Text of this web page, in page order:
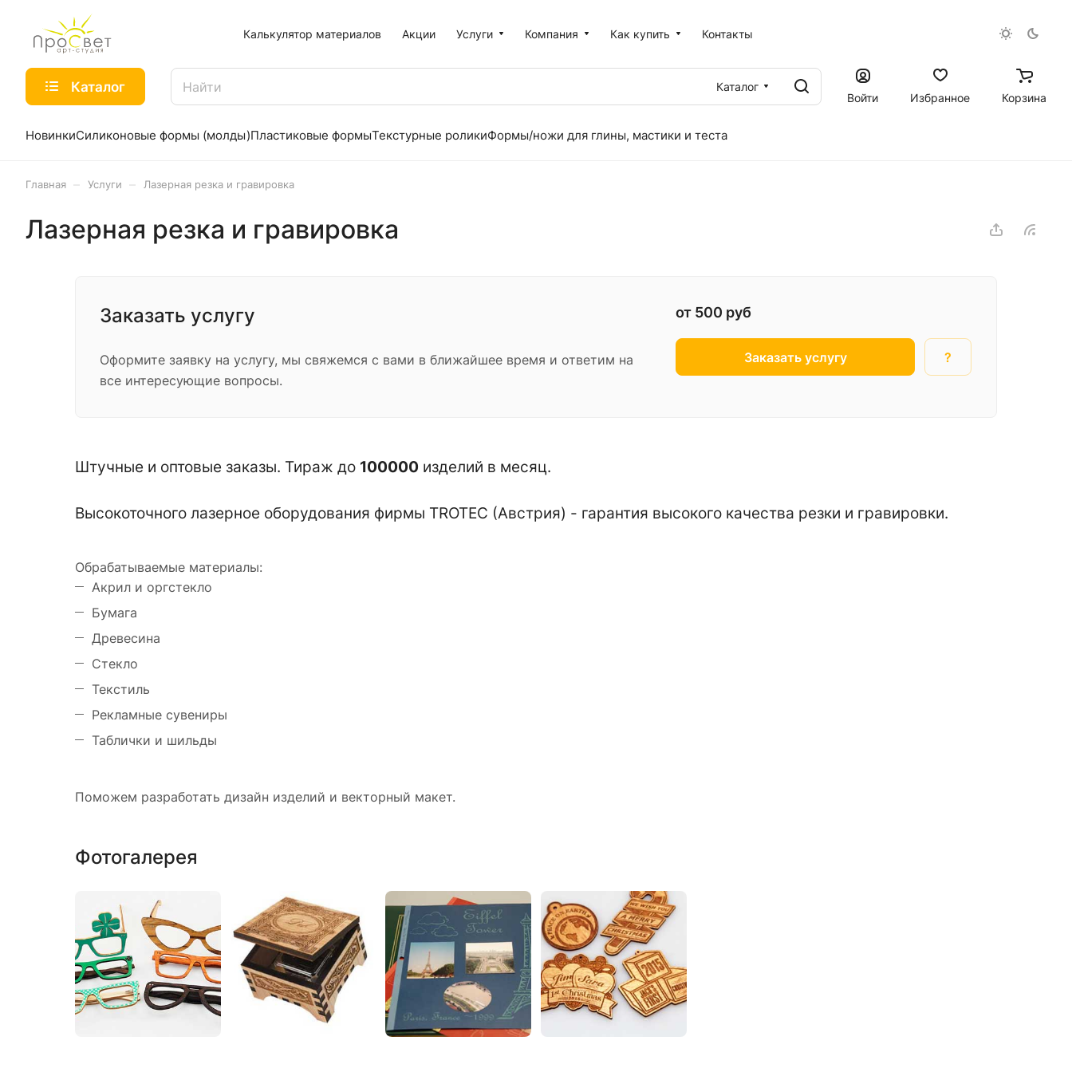
Калькулятор материалов Акции Услуги Компания Как купить Контакты
Каталог
Каталог
Войти
Избранное Корзина
НовинкиСиликоновые формы (молды)Пластиковые формыТекстурные роликиФормы/ножи для глины, мастики и теста
Главная Услуги Лазерная резка и гравировка
Лазерная резка и гравировка
Заказать услугу
Оформите заявку на услугу, мы свяжемся с вами в ближайшее время и ответим на
все интересующие вопросы.
от 500 руб
Заказать услугу ?
Штучные и оптовые заказы. Тираж до 100000 изделий в месяц.
Высокоточного лазерное оборудования фирмы TROTEC (Австрия) - гарантия высокого качества резки и гравировки.
Обрабатываемые материалы:
Акрил и оргстекло
Бумага
Древесина
Стекло
Текстиль
Рекламные сувениры
Таблички и шильды
Поможем разработать дизайн изделий и векторный макет.
Фотогалерея